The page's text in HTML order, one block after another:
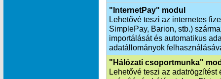
"InternetPay" modul
Lehetővé teszi az internetes
SimplePay, Barion, stb.)
importálását és automatikus
adatállományok
"Hálózati csoportmunka"
Lehetővé teszi az